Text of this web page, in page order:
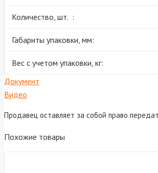
Количество, шт. :
Габариты упаковки, мм:
Вес с учетом упаковки, кг:
Документ
Видео
Продавец оставляет за собой право
Похожие товары